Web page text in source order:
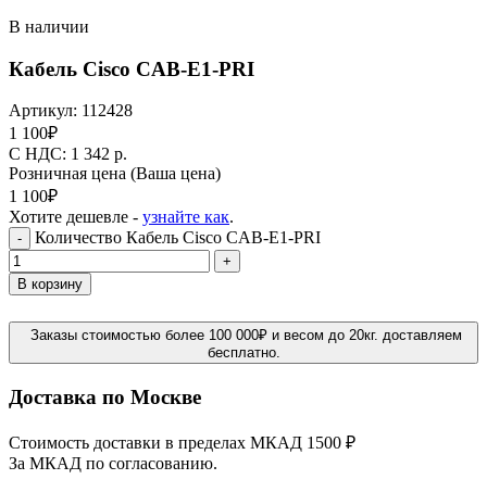
В наличии
Кабель Cisco CAB-E1-PRI
Артикул: 112428
1 100₽
C НДС: 1 342 р.
Розничная цена (Ваша цена)
1 100₽
Хотите дешевле - узнайте как.
- Количество Кабель Cisco CAB-E1-PRI
+
В корзину
Заказы стоимостью более 100 000₽ и весом до 20кг. доставляем
бесплатно.
Доставка по Москве
Стоимость доставки в пределах МКАД 1500 ₽
За МКАД по согласованию.